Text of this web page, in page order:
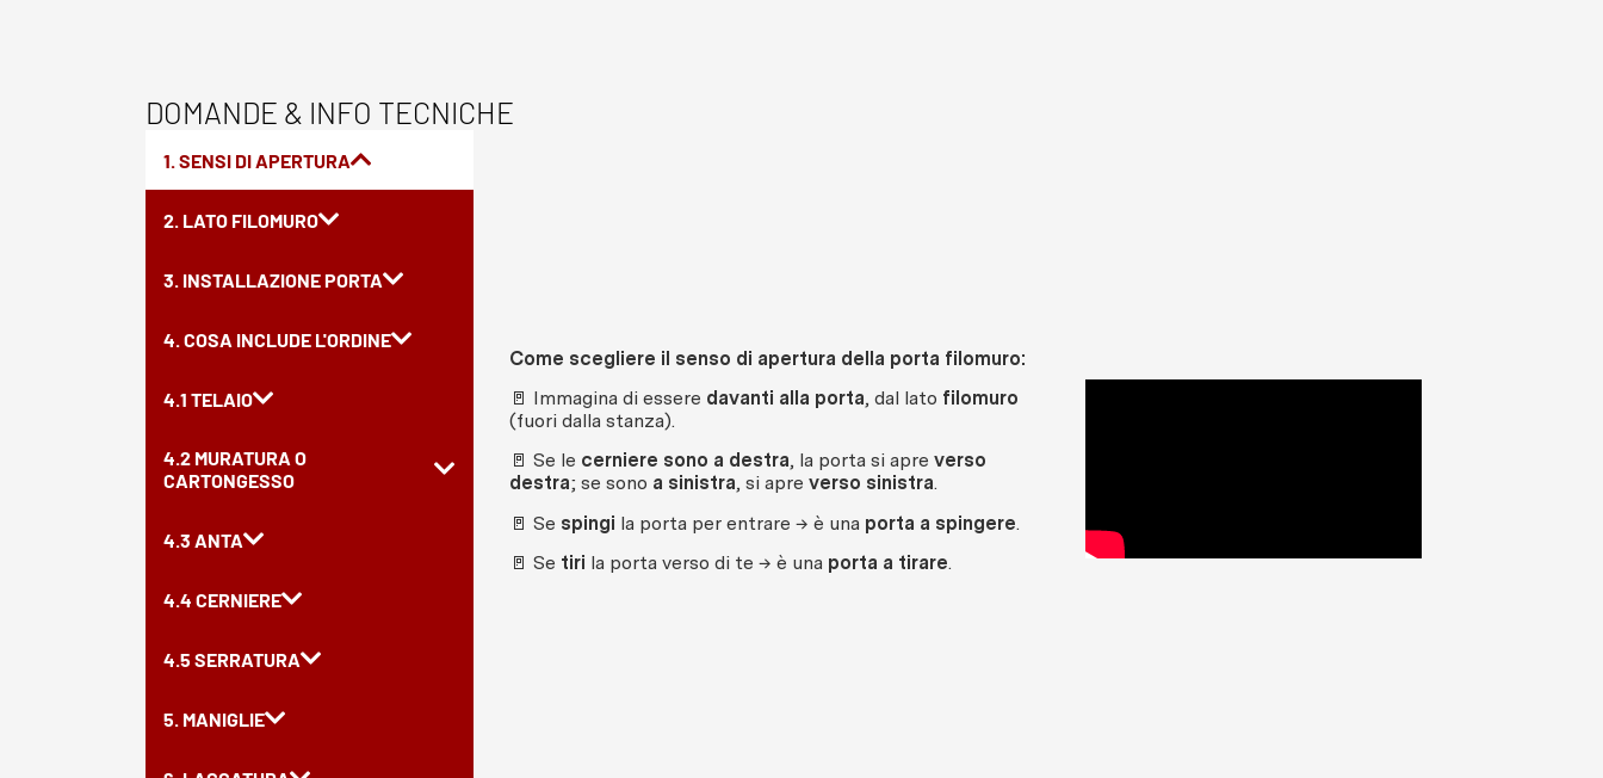
DOMANDE & INFO TECNICHE
1. SENSI DI APERTURA
2. LATO FILOMURO
3. INSTALLAZIONE PORTA
4. COSA INCLUDE L'ORDINE
4.1 TELAIO
4.2 MURATURA O
CARTONGESSO
4.3 ANTA
4.4 CERNIERE
4.5 SERRATURA
5. MANIGLIE
Come scegliere il senso di apertura della porta filomuro:
🚪 Immagina di essere davanti alla porta, dal lato filomuro
(fuori dalla stanza).
🚪 Se le cerniere sono a destra, la porta si apreverso
destra; se sono a sinistra, si apreverso sinistra.
🚪 Se spingi la porta per entrare → è una porta a spingere.
🚪 Se tiri la porta verso di te → è una porta a tirare.